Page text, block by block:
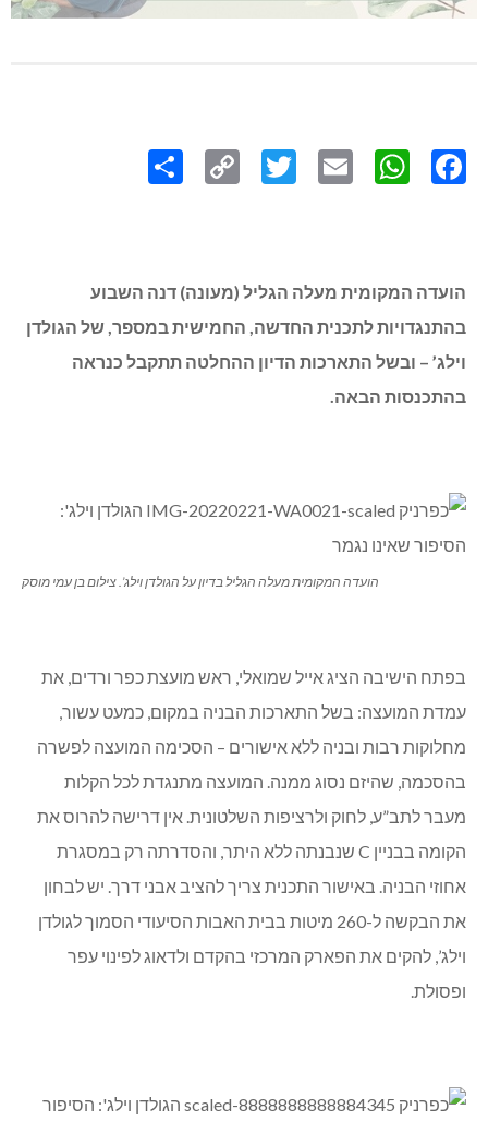
Link
הועדה המקומית מעלה הגליל (מעונה) דנה השבוע
בהתנגדויות לתכנית החדשה, החמישית במספר, של הגולדן
וילג’ – ובשל התארכות הדיון ההחלטה תתקבל כנראה
בהתכנסות הבאה.
הועדה המקומית מעלה הגליל בדיון על הגולדן וילג’. צילום בן עמי מוסק
בפתח הישיבה הציג אייל שמואלי, ראש מועצת כפר ורדים, את
עמדת המועצה: בשל התארכות הבניה במקום, כמעט עשור,
מחלוקות רבות ובניה ללא אישורים – הסכימה המועצה לפשרה
בהסכמה, שהיזם נסוג ממנה. המועצה מתנגדת לכל הקלות
מעבר לתב”ע, לחוק ולרציפות השלטונית. אין דרישה להרוס את
הקומה בבניין C שנבנתה ללא היתר, והסדרתה רק במסגרת
אחוזי הבניה. באישור התכנית צריך להציב אבני דרך. יש לבחון
את הבקשה ל-260 מיטות בבית האבות הסיעודי הסמוך לגולדן
וילג’, להקים את הפארק המרכזי בהקדם ולדאוג לפינוי עפר
ופסולת.